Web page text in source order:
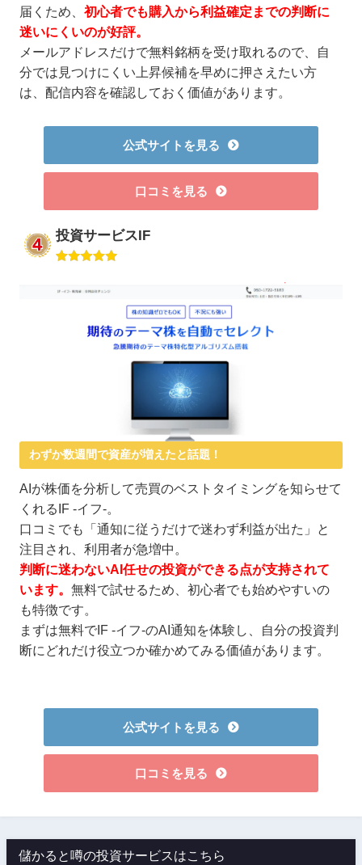
届くため、初心者でも購入から利益確定までの判断に
迷いにくいのが好評。
メールアドレスだけで無料銘柄を受け取れるので、自
分では見つけにくい上昇候補を早めに押さえたい方
は、配信内容を確認しておく価値があります。
公式サイトを見る
口コミを見る
投資サービスIF
わずか数週間で資産が増えたと話題！
AIが株価を分析して売買のベストタイミングを知らせて
くれるIF -イフ-。
口コミでも「通知に従うだけで迷わず利益が出た」と
注目され、利用者が急増中。
判断に迷わないAI任せの投資ができる点が支持されて
います。無料で試せるため、初心者でも始めやすいの
も特徴です。
まずは無料でIF -イフ-のAI通知を体験し、自分の投資判
断にどれだけ役立つか確かめてみる価値があります。
公式サイトを見る
口コミを見る
儲かると噂の投資サービスはこちら